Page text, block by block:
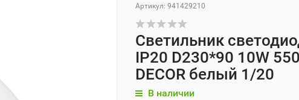
Артикул: 941429210
Светильник
IP20 D230*90 10W
DECOR белый 1/20
В наличии